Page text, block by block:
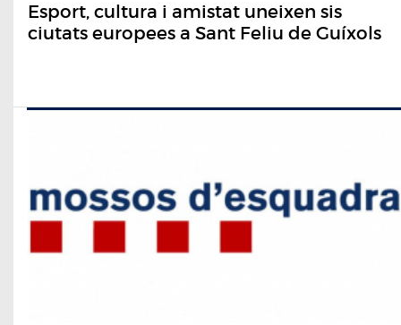
Esport, cultura i amistat uneixen sis
ciutats europees a Sant Feliu de Guíxols